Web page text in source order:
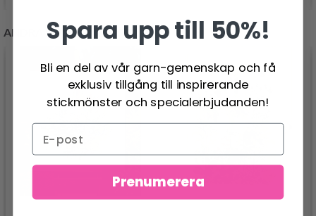
ANDRA KUNDER KÖPTE
Spara upp till 50%!
Bli en del av vår garn-gemenskap och få
exklusiv tillgång till inspirerande
stickmönster och specialerbjudanden!
Prenumerera